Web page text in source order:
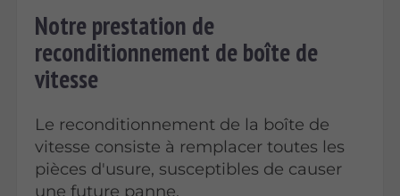
Notre prestation de
reconditionnement de boîte de
vitesse
Le reconditionnement de la boîte de
vitesse consiste à remplacer toutes les
pièces d'usure, susceptibles de causer
une future panne.